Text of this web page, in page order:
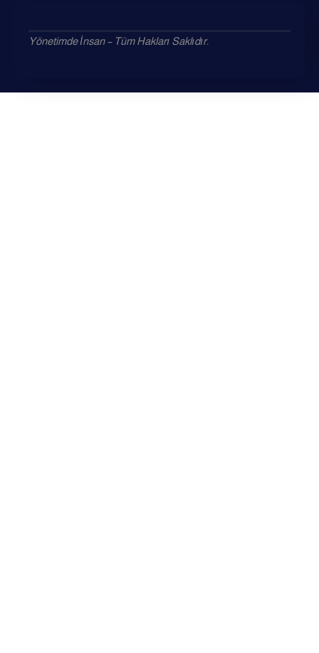
Yönetimde İnsan – Tüm Hakları Saklıdır.